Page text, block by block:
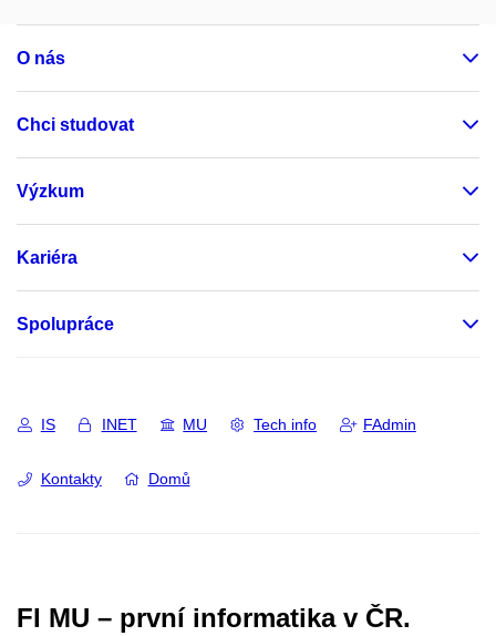
O nás
Chci studovat
Výzkum
Kariéra
Spolupráce
IS INET MU Tech info FAdmin
Kontakty Domů
FI MU – první informatika v ČR.